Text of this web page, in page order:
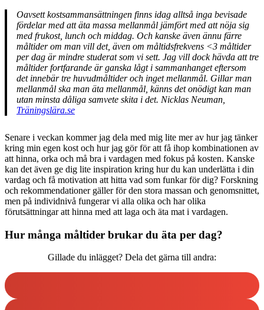
Oavsett kostsammansättningen finns idag alltså inga bevisade
fördelar med att äta massa mellanmål jämfört med att nöja sig
med frukost, lunch och middag. Och kanske även ännu färre
måltider om man vill det, även om måltidsfrekvens <3 måltider
per dag är mindre studerat som vi sett. Jag vill dock hävda att tre
måltider fortfarande är ganska lågt i sammanhanget eftersom
det innebär tre huvudmåltider och inget mellanmål. Gillar man
mellanmål ska man äta mellanmål, känns det onödigt kan man
utan minsta dåliga samvete skita i det. Nicklas Neuman,
Träningslära.se
Senare i veckan kommer jag dela med mig lite mer av hur jag tänker
kring min egen kost och hur jag gör för att få ihop kombinationen av
att hinna, orka och må bra i vardagen med fokus på kosten. Kanske
kan det även ge dig lite inspiration kring hur du kan underlätta i din
vardag och få motivation att hitta vad som funkar för dig? Forskning
och rekommendationer gäller för den stora massan och genomsnittet,
men på individnivå fungerar vi alla olika och har olika
förutsättningar att hinna med att laga och äta mat i vardagen.
Hur många måltider brukar du äta per dag?
Gillade du inlägget? Dela det gärna till andra: